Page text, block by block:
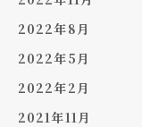
2022年8月
2022年5月
2022年2月
2021年11月